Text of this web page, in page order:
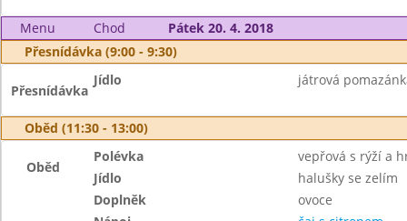
Menu Chod
Pátek 20. 4. 2018
Přesnídávka (9:00 - 9:30)
Přesnídávka
Jídlo játrová
Oběd (11:30 - 13:00)
Oběd
Polévka
vepřová s rýží a
Jídlo
halušky se zelím
Doplněk
ovoce